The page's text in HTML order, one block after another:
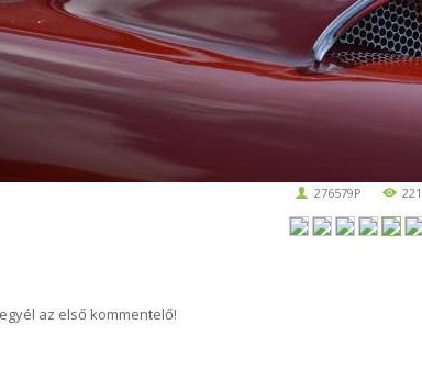
276579P 221
az első kommentelő!